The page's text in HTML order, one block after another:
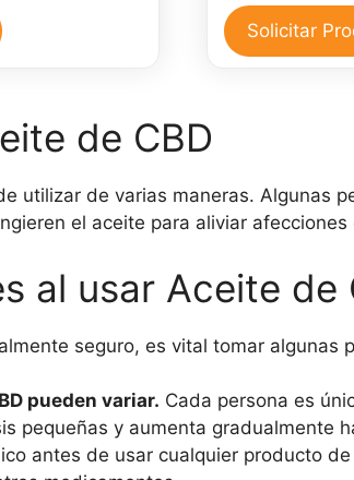
CBD
para
Solicitar
de CBD
utilizar de varias maneras. Algunas
el aceite para aliviar afecciones
al usar Aceite de
seguro, es vital tomar algunas
pueden variar. Cada persona es
pequeñas y aumenta gradualmente
antes de usar cualquier producto